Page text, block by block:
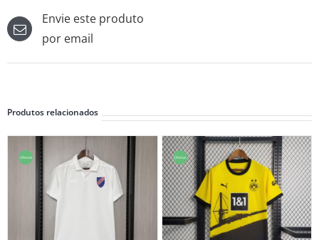
Envie este produto
por email
Produtos relacionados
Oferta! Oferta!